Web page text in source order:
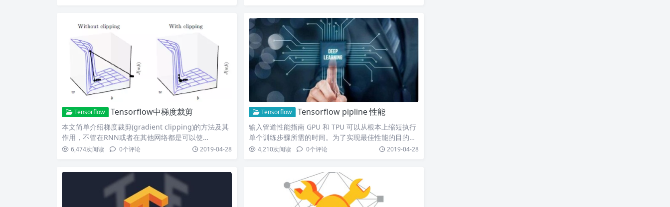
Tensorflow Tensorflow中梯度裁剪
本文简单介绍梯度裁剪(gradient clipping)的方法及其
作用，不管在RNN或者在其他网络都是可以使…
6,474次阅读 0个评论 2019-04-28
Tensorflow Tensorflow pipline 性能
输入管道性能指南 GPU 和 TPU 可以从根本上缩短执行
单个训练步骤所需的时间。为了实现最佳性能的目的，
我们…
4,210次阅读 0个评论 2019-04-28